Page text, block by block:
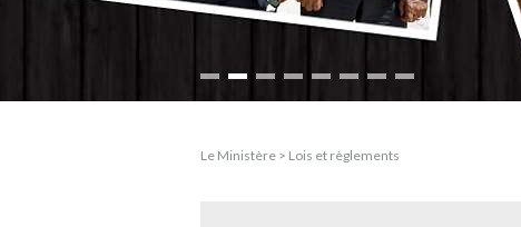
Le Ministère > Lois et règlements